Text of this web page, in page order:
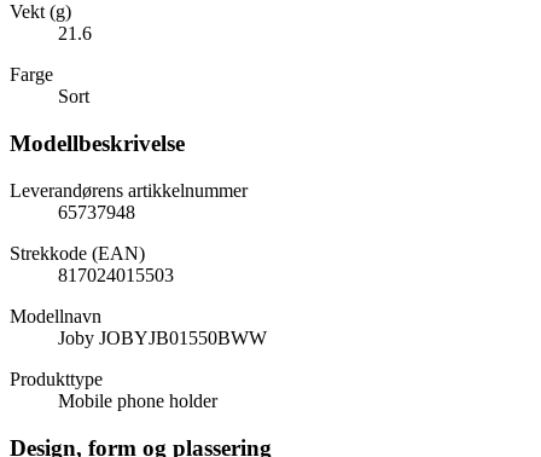
Vekt (g)
21.6
Farge
Sort
Modellbeskrivelse
Leverandørens artikkelnummer
65737948
Strekkode (EAN)
817024015503
Modellnavn
Joby JOBYJB01550BWW
Produkttype
Mobile phone holder
Design, form og plassering